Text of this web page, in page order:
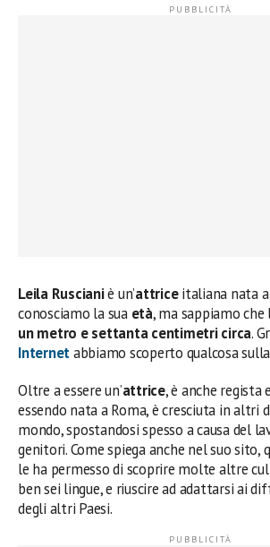
Leila Ruscianiè un’attriceitaliana nata a
conosciamo la sua età, ma sappiamo che
un metro e settanta centimetri circa.
Internetabbiamo scoperto qualcosa
Oltre a essere un’attrice, è anche regista
essendo nata a Roma, è cresciuta in altri
mondo, spostandosi spesso a causa del
genitori. Come spiega anche nel suo sito,
le ha permesso di scoprire molte altre
ben sei lingue, e riuscire ad adattarsi ai
degli altri Paesi.